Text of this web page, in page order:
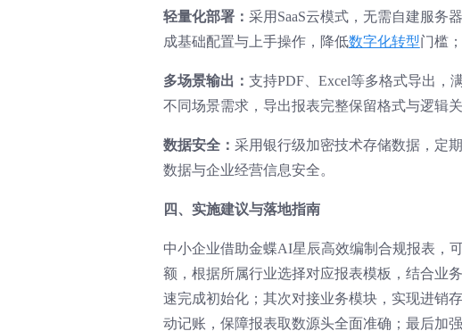
轻量化部署： 采用SaaS云模式，无需自建服务
成基础配置与上手操作，降低数字化转型门槛；
多场景输出： 支持PDF、Excel等多格式导出，
不同场景需求，导出报表完整保留格式与逻辑
数据安全： 采用银行级加密技术存储数据，定
数据与企业经营信息安全。
四、实施建议与落地指南
中小企业借助金蝶AI星辰高效编制合规报表，
额，根据所属行业选择对应报表模板，结合业
速完成初始化；其次对接业务模块，实现进销
动记账，保障报表取数源头全面准确；最后加